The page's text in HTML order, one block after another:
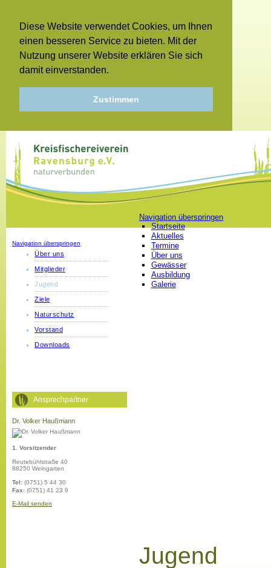
Diese Website verwendet Cookies, um Ihnen
einen besseren Service zu bieten. Mit der
Nutzung unserer Website erklären Sie sich
damit einverstanden.
Zustimmen
Navigation überspringen
Startseite
Aktuelles
Termine
Über uns
Gewässer
Ausbildung
Galerie
Navigation überspringen
Über uns
Mitglieder
Jugend
Ziele
Naturschutz
Vorstand
Downloads
Ansprechpartner
Dr. Volker Haußmann
1. Vorsitzender
Reutebühlstraße 40
88250 Weingarten
Tel: (0751) 5 44 30
Fax: (0751) 41 23 9
E-Mail senden
Jugend